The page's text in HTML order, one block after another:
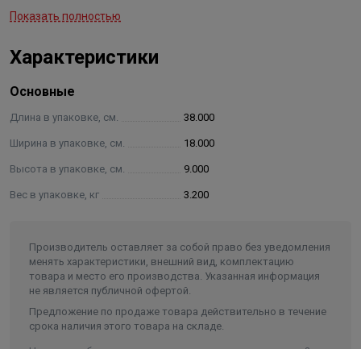
контроль работы контура.
Характеристики:
Материал исполнения нержавеющая сталь AISI 304
Максимальная подача,1 м³/ч
Максимальная отапливаемая площадь, 250 м²
Магистральное присоединение G ¾″ (НР)
Межосевое расстояние, 90 мм
Показать полностью
Характеристики
Основные
Длина в упаковке, см. 38.000
Ширина в упаковке, см. 18.000
Высота в упаковке, см. 9.000
Вес в упаковке, кг 3.200
Производитель оставляет за собой право без уведомления
менять характеристики, внешний вид, комплектацию
товара и место его производства. Указанная информация
не является публичной офертой.
Предложение по продаже товара действительно в течение
срока наличия этого товара на складе.